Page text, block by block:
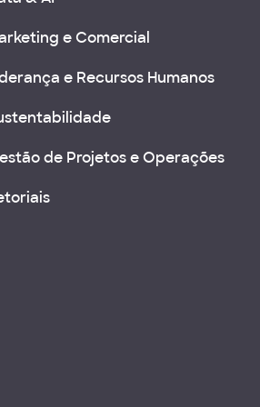
e Comercial
e Recursos Humanos
de Projetos e Operações